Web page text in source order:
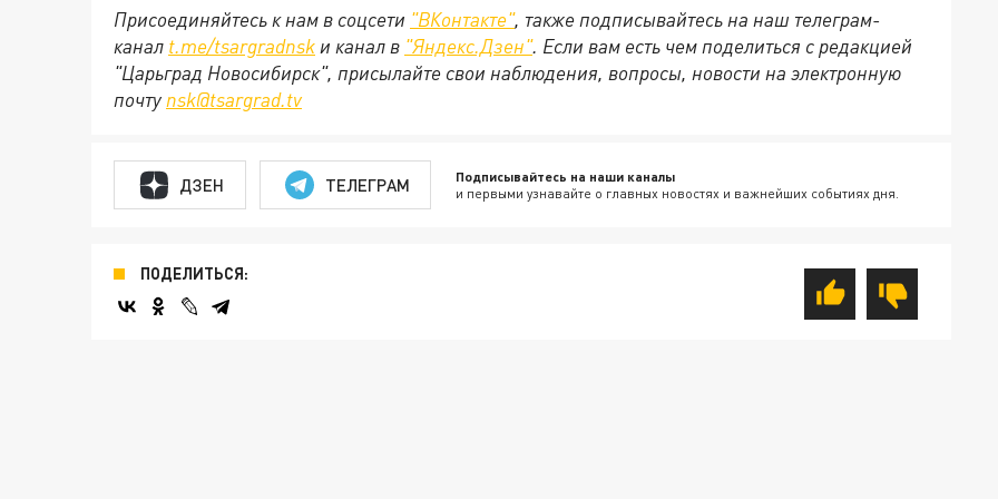
Присоединяйтесь к нам в соцсети "ВКонтакте", также подписывайтесь на наш телеграм-
канал t.me/tsargradnsk и канал в "Яндекс.Дзен". Если вам есть чем поделиться с редакцией
"Царьград Новосибирск", присылайте свои наблюдения, вопросы, новости на электронную
почту nsk@tsargrad.tv
ДЗЕН ТЕЛЕГРАМ Подписывайтесь на наши каналы
и первыми узнавайте о главных новостях и важнейших событиях дня.
ПОДЕЛИТЬСЯ: